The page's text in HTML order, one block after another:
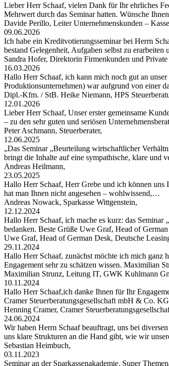
Lieber Herr Schaaf, vielen Dank für Ihr ehrliches
Mehrwert durch das Seminar hatten. Wünsche
Davide Perillo, Leiter Unternehmenskunden –
09.06.2026
Ich habe ein Kreditvotierungsseminar bei Herrn
bestand Gelegenheit, Aufgaben selbst zu
Sandra Hofer, Direktorin Firmenkunden und
16.03.2026
Hallo Herr Schaaf, ich kann mich noch gut an
Produktionsunternehmen) war aufgrund von einer
Dipl.-Kfm. / StB. Heike Niemann, HPS
12.01.2026
Lieber Herr Schaaf, Unser erster gemeinsame
– zu den sehr guten und seriösen
Peter Aschmann, Steuerberater,
12.06.2025
„Das Seminar „Beurteilung wirtschaftlicher
bringt die Inhalte auf eine sympathische, klare und
Andreas Heilmann,
23.05.2025
Hallo Herr Schaaf, Herr Grebe und ich können uns
hat man Ihnen nicht angesehen – wohlwissend,…
Andreas Nowack, Sparkasse Wittgenstein,
12.12.2024
Hallo Herr Schaaf, ich mache es kurz: das
bedanken. Beste Grüße Uwe Graf, Head of
Uwe Graf, Head of German Desk, Deutsche
29.11.2024
Hallo Herr Schaaf, zunächst möchte ich mich ganz
Engagement sehr zu schätzen wissen. Maximilian
Maximilian Strunz, Leitung IT, GWK Kuhlmann
10.11.2024
Hallo Herr Schaaf,ich danke Ihnen für Ihr
Cramer Steuerberatungsgesellschaft mbH & Co.
Henning Cramer, Cramer
24.06.2024
Wir haben Herrn Schaaf beauftragt, uns bei
uns klare Strukturen an die Hand gibt, wie wir
Sebastian Heimbuch,
03.11.2023
Seminar an der Sparkassenakademie. Super